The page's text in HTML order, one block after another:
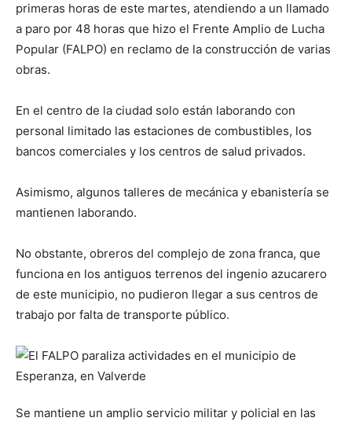
primeras horas de este martes, atendiendo a un llamado
a paro por 48 horas que hizo el Frente Amplio de Lucha
Popular (FALPO) en reclamo de la construcción de varias
obras.
En el centro de la ciudad solo están laborando con
personal limitado las estaciones de combustibles, los
bancos comerciales y los centros de salud privados.
Asimismo, algunos talleres de mecánica y ebanistería se
mantienen laborando.
No obstante, obreros del complejo de zona franca, que
funciona en los antiguos terrenos del ingenio azucarero
de este municipio, no pudieron llegar a sus centros de
trabajo por falta de transporte público.
Se mantiene un amplio servicio militar y policial en las